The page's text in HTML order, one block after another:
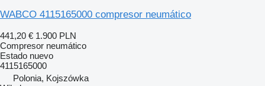
WABCO 4115165000 compresor neumático
441,20 € 1.900 PLN
Compresor neumático
Estado nuevo
4115165000
Polonia, Kojszówka